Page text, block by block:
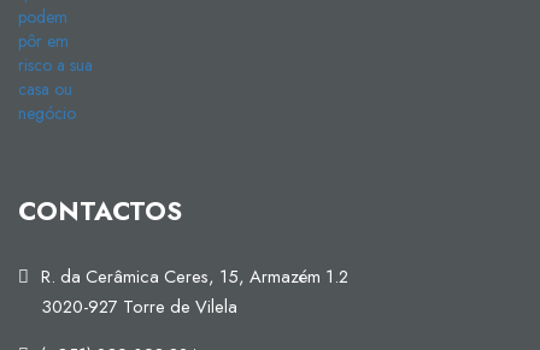
CONTACTOS
R. da Cerâmica Ceres, 15, Armazém 1.2
3020-927 Torre de Vilela